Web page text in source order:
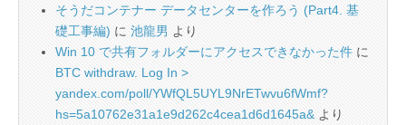
そうだコンテナー データセンターを作ろう (Part4. 基
礎工事編) に 池龍男 より
Win 10 で共有フォルダーにアクセスできなかった件 に
BTC withdraw. Log In >
yandex.com/poll/YWfQL5UYL9NrETwvu6fWmf?
hs=5a10762e31a1e9d262c4cea1d6d1645a& より